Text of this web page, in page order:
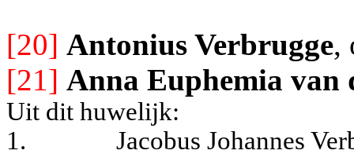
[20] Antonius Verbrugge,
[21] Anna Euphemia van
Uit dit huwelijk:
1.
Jacobus Johannes